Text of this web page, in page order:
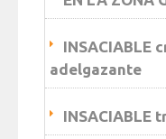
INSACIABLE
adelgazante
INSACIABLE